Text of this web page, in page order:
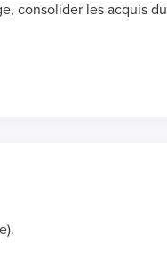
consolider les acquis du